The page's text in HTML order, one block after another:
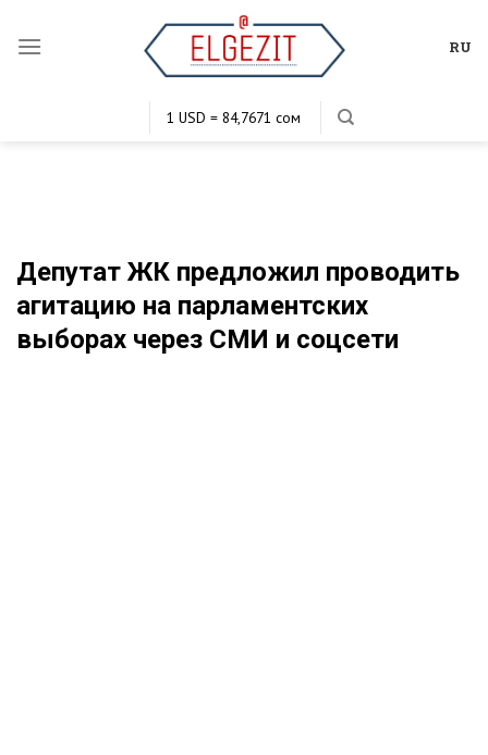
RU
1 USD = 84,7671 сом
Депутат ЖК предложил проводить
агитацию на парламентских
выборах через СМИ и соцсети